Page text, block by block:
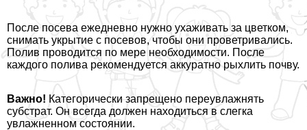
После посева ежедневно нужно ухаживать за цветком,
снимать укрытие с посевов, чтобы они проветривались.
Полив проводится по мере необходимости. После
каждого полива рекомендуется аккуратно рыхлить почву.
Важно! Категорически запрещено переувлажнять
субстрат. Он всегда должен находиться в слегка
увлажненном состоянии.